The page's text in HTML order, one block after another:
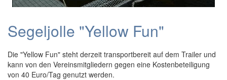
Segeljolle "Yellow Fun"
Die "Yellow Fun" steht derzeit transportbereit auf dem Trailer und
kann von den Vereinsmitgliedern gegen eine Kostenbeteiligung
von 40 Euro/Tag genutzt werden.